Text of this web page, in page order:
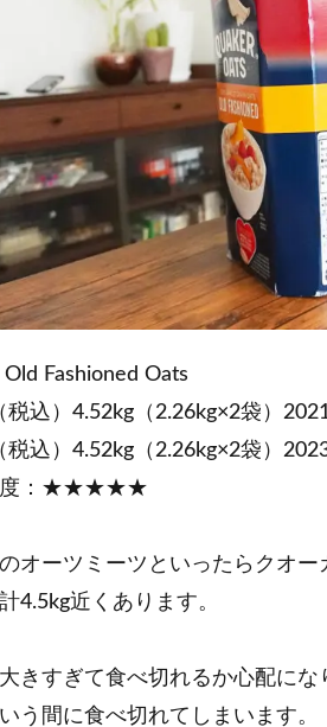
Old Fashioned Oats
税込）4.52kg（2.26kg×2袋）
税込）4.52kg（2.26kg×2袋）
度：★★★★★
オーツミーツといったらクオ
4.5kg近くあります。
きすぎて食べ切れるか心配に
う間に食べ切れてしまいます。